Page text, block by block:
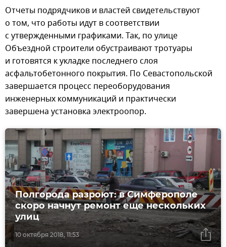
Отчеты подрядчиков и властей свидетельствуют
о том, что работы идут в соответствии
с утвержденными графиками. Так, по улице
Объездной строители обустраивают тротуары
и готовятся к укладке последнего слоя
асфальтобетонного покрытия. По Севастопольской
завершается процесс переоборудования
инженерных коммуникаций и практически
завершена установка электроопор.
10 октября 2018, 11:53
Полгорода разроют: в Симферополе
скоро начнут ремонт еще нескольких
улиц